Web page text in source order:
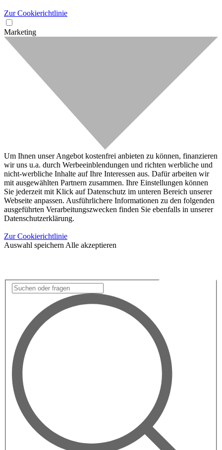
Zur Cookierichtlinie
Marketing
Um Ihnen unser Angebot kostenfrei anbieten zu können, finanzieren
wir uns u.a. durch Werbeeinblendungen und richten werbliche und
nicht-werbliche Inhalte auf Ihre Interessen aus. Dafür arbeiten wir
mit ausgewählten Partnern zusammen. Ihre Einstellungen können
Sie jederzeit mit Klick auf Datenschutz im unteren Bereich unserer
Webseite anpassen. Ausführlichere Informationen zu den folgenden
ausgeführten Verarbeitungszwecken finden Sie ebenfalls in unserer
Datenschutzerklärung.
Zur Cookierichtlinie
Auswahl speichern Alle akzeptieren